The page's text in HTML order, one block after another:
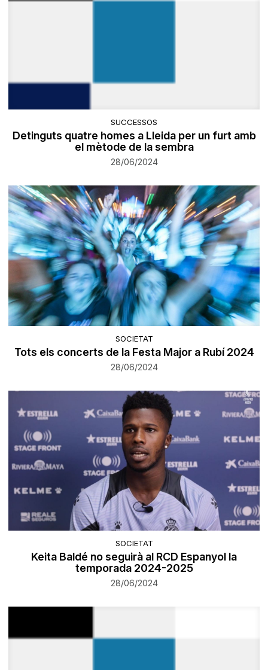
SUCCESSOS
Detinguts quatre homes a Lleida per un furt amb
el mètode de la sembra
28/06/2024
SOCIETAT
Tots els concerts de la Festa Major a Rubí 2024
28/06/2024
SOCIETAT
Keita Baldé no seguirà al RCD Espanyol la
temporada 2024-2025
28/06/2024